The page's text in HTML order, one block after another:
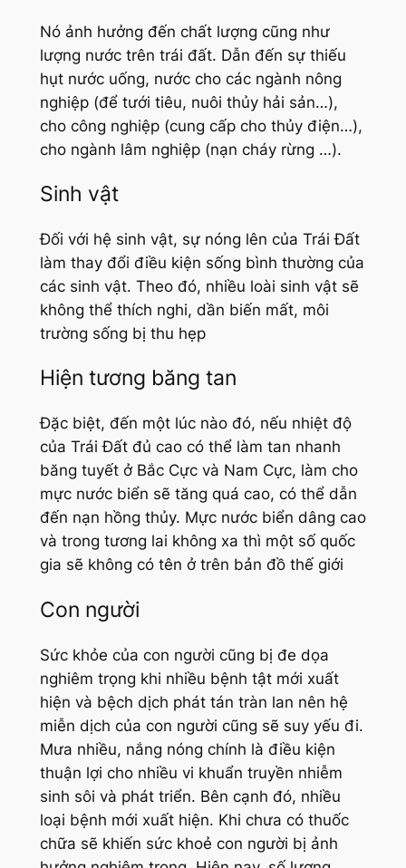
Nó ảnh hưởng đến chất lượng cũng như
lượng nước trên trái đất. Dẫn đến sự thiếu
hụt nước uống, nước cho các ngành nông
nghiệp (để tưới tiêu, nuôi thủy hải sản…),
cho công nghiệp (cung cấp cho thủy điện…),
cho ngành lâm nghiệp (nạn cháy rừng …).
Sinh vật
Đối với hệ sinh vật, sự nóng lên của Trái Đất
làm thay đổi điều kiện sống bình thường của
các sinh vật. Theo đó, nhiều loài sinh vật sẽ
không thể thích nghi, dần biến mất, môi
trường sống bị thu hẹp
Hiện tương băng tan
Đặc biệt, đến một lúc nào đó, nếu nhiệt độ
của Trái Đất đủ cao có thể làm tan nhanh
băng tuyết ở Bắc Cực và Nam Cực, làm cho
mực nước biển sẽ tăng quá cao, có thể dẫn
đến nạn hồng thủy. Mực nước biển dâng cao
và trong tương lai không xa thì một số quốc
gia sẽ không có tên ở trên bản đồ thế giới
Con người
Sức khỏe của con người cũng bị đe dọa
nghiêm trọng khi nhiều bệnh tật mới xuất
hiện và bệch dịch phát tán tràn lan nên hệ
miễn dịch của con người cũng sẽ suy yếu đi.
Mưa nhiều, nắng nóng chính là điều kiện
thuận lợi cho nhiều vi khuẩn truyền nhiễm
sinh sôi và phát triển. Bên cạnh đó, nhiều
loại bệnh mới xuất hiện. Khi chưa có thuốc
chữa sẽ khiến sức khoẻ con người bị ảnh